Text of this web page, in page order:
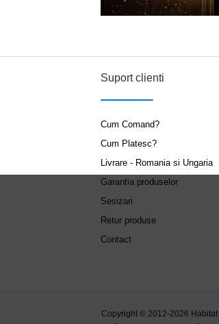
Suport clienti
Cum Comand?
Cum Platesc?
Livrare - Romania si Ungaria
Garantia produselor
Sesizari
Retur produse
Contact
Copyright © 2012-2026